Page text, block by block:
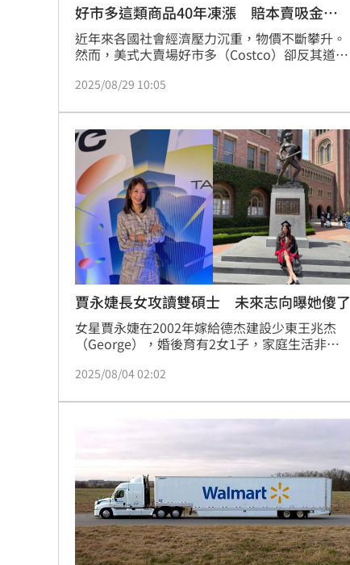
好市多這類商品40年凍漲 賠本賣吸金法
曝
近年來各國社會經濟壓力沉重，物價不斷攀升。
然而，美式大賣場好市多（Costco）卻反其道而
（約新台幣45.6元），40年來竟從未漲價。外媒
乎不賺錢，甚至賠本，卻仍堅持持續販售。背後
關鍵在於，「以些微甚至負利潤，換取龐大的客
戶流量」，這也被視為好市多稱霸零售業的「吸
金絕招」。
2025/08/29 10:05
賈永婕長女攻讀雙碩士 未來志向曝她傻了
女星賈永婕在2002年嫁給德杰建設少東王兆杰
（George），婚後育有2女1子，家庭生活非常
定繼續攻讀碩士，昨（3日）賈永婕透露女兒將
女兒的選擇，賈永婕也開玩笑表示：「走的是
『沒有利潤』的人生路線」。蔡佩伶報導
2025/08/04 02:02